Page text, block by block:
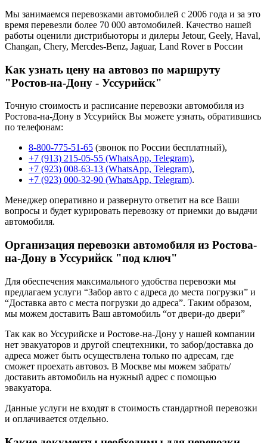
Мы занимаемся перевозками автомобилей с 2006 года и за это
время перевезли более 70 000 автомобилей. Качество нашей
работы оценили дистрибьюторы и дилеры Jetour, Geely, Haval,
Changan, Chery, Mercdes-Benz, Jaguar, Land Rover в России
Как узнать цену на автовоз по маршруту
"Ростов-на-Дону - Уссурийск"
Точную стоимость и расписание перевозки автомобиля из
Ростова-на-Дону в Уссурийск Вы можете узнать, обратившись
по телефонам:
8-800-775-51-65 (звонок по России бесплатный),
+7 (913) 215-05-55 (WhatsApp, Telegram),
+7 (923) 008-63-13 (WhatsApp, Telegram),
+7 (923) 000-32-90 (WhatsApp, Telegram).
Менеджер оперативно и развернуто ответит на все Ваши
вопросы и будет курировать перевозку от приемки до выдачи
автомобиля.
Организация перевозки автомобиля из Ростова-
на-Дону в Уссурийск "под ключ"
Для обеспечения максимального удобства перевозки мы
предлагаем услуги “Забор авто с адреса до места погрузки” и
“Доставка авто с места погрузки до адреса”. Таким образом,
мы можем доставить Ваш автомобиль “от двери-до двери”
Так как во Уссурийске и Ростове-на-Дону у нашей компании
нет эвакуаторов и другой спецтехники, то забор/доставка до
адреса может быть осуществлена только по адресам, где
сможет проехать автовоз. В Москве мы можем забрать/
доставить автомобиль на нужный адрес с помощью
эвакуатора.
Данные услуги не входят в стоимость стандартной перевозки
и оплачивается отдельно.